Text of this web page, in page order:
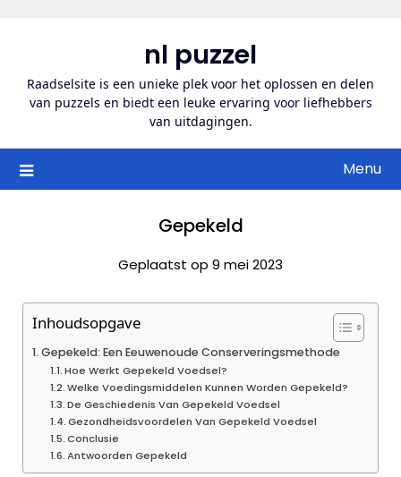
inhoud
nl puzzel
Raadselsite is een unieke plek voor het oplossen en delen
van puzzels en biedt een leuke ervaring voor liefhebbers
van uitdagingen.
Menu
Gepekeld
Geplaatst op 9 mei 2023
Inhoudsopgave
Gepekeld: Een Eeuwenoude Conserveringsmethode
Hoe Werkt Gepekeld Voedsel?
Welke Voedingsmiddelen Kunnen Worden Gepekeld?
De Geschiedenis Van Gepekeld Voedsel
Gezondheidsvoordelen Van Gepekeld Voedsel
Conclusie
Antwoorden Gepekeld